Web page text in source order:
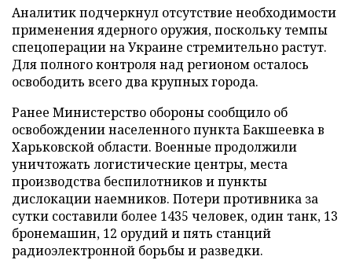
Аналитик подчеркнул отсутствие необходимости
применения ядерного оружия, поскольку темпы
спецоперации на Украине стремительно растут.
Для полного контроля над регионом осталось
освободить всего два крупных города.
Ранее Министерство обороны сообщило об
освобождении населенного пункта Бакшеевка в
Харьковской области. Военные продолжили
уничтожать логистические центры, места
производства беспилотников и пункты
дислокации наемников. Потери противника за
сутки составили более 1435 человек, один танк, 13
бронемашин, 12 орудий и пять станций
радиоэлектронной борьбы и разведки.